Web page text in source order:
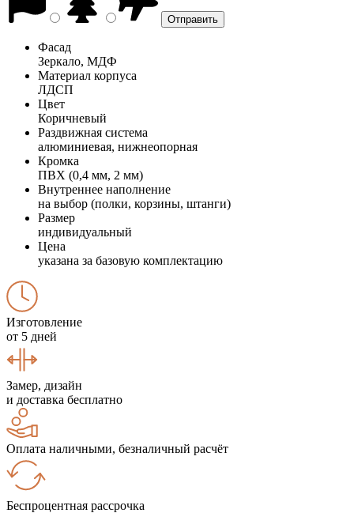
Фасад
Зеркало, МДФ
Материал корпуса
ЛДСП
Цвет
Коричневый
Раздвижная система
алюминиевая, нижнеопорная
Кромка
ПВХ (0,4 мм, 2 мм)
Внутреннее наполнение
на выбор (полки, корзины, штанги)
Размер
индивидуальный
Цена
указана за базовую комплектацию
Изготовление
от 5 дней
Замер, дизайн
и доставка бесплатно
Оплата наличными, безналичный расчёт
Беспроцентная рассрочка